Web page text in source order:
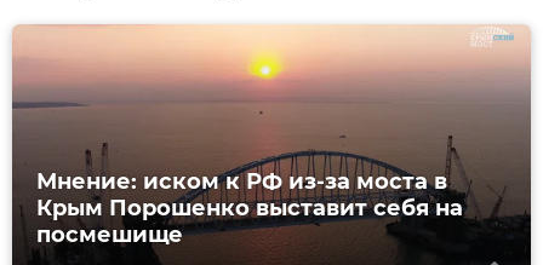
Мнение: иском к РФ из-за моста в
Крым Порошенко выставит себя на
посмешище